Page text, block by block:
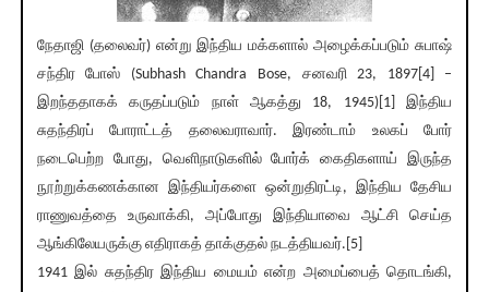
நேதாஜி (தலைவர்) என்று இந்திய மக்களால் அழைக்கப்படும் சுபாஷ்
சந்திர போஸ் (Subhash Chandra Bose, சனவரி 23, 1897[4] –
இறந்ததாகக் கருதப்படும் நாள் ஆகத்து 18, 1945)[1] இந்திய
சுதந்திரப் போராட்டத் தலைவராவார். இரண்டாம் உலகப் போர்
நடைபெற்ற போது, வெளிநாடுகளில் போர்க் கைதிகளாய் இருந்த
நூற்றுக்கணக்கான இந்தியர்களை ஒன்றுதிரட்டி, இந்திய தேசிய
ராணுவத்தை உருவாக்கி, அப்போது இந்தியாவை ஆட்சி செய்த
ஆங்கிலேயருக்கு எதிராகத் தாக்குதல் நடத்தியவர்.[5]
1941 இல் சுதந்திர இந்திய மையம் என்ற அமைப்பைத் தொடங்கி,